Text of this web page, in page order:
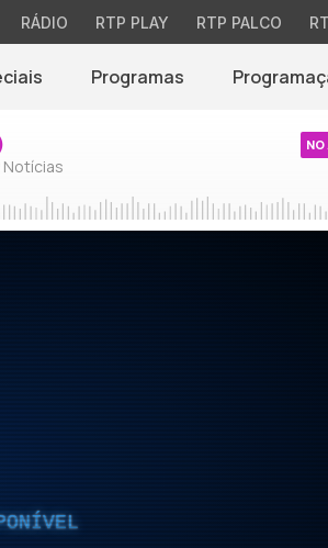
RÁDIO RTP PLAY RTP PALCO
Programas
Notícias
NO